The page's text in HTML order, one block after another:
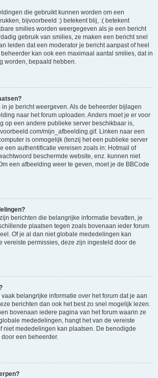
die gebruikt kunnen worden om een
bijvoorbeeld :) betekent blij, :( betekent
smilies worden weergegeven als je een bericht
gebruik van smilies, ze maken een bericht snel
leiden dat een moderator je bericht aanpast of heel
kan ook een maximaal aantal smilies, dat in
worden, bepaald hebben.
je bericht weergeven. Als de beheerder bijlagen
naar het forum uploaden. Anders moet je er voor
op een andere publieke server beschikbaar is,
mijn_afbeelding.gif. Linken naar een
is onmogelijk (tenzij het een publieke server
een authentificatie vereisen zoals in: Hotmail of
beschermde website, enz. kunnen niet
een afbeelding weer te geven, moet je de BBCode
berichten die belangrijke informatie bevatten, je
plaatsen tegen zoals bovenaan ieder forum
Of je al dan niet globale mededelingen kan
vereiste permissies, deze zijn ingesteld door de
belangrijke informatie over het forum dat je aan
berichten dan ook het best zo snel mogelijk lezen.
bovenaan iedere pagina van het forum waarin ze
mededelingen, hangt het van de vereiste
niet mededelingen kan plaatsen. De benodigde
een beheerder.